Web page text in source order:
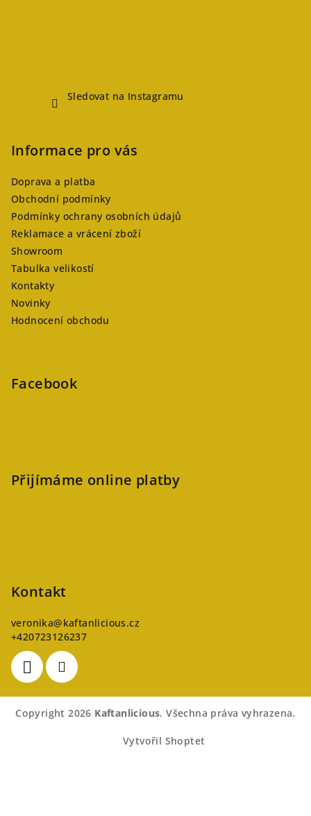
Sledovat na Instagramu
Informace pro vás
Doprava a platba
Obchodní podmínky
Podmínky ochrany osobních údajů
Reklamace a vrácení zboží
Showroom
Tabulka velikostí
Kontakty
Novinky
Hodnocení obchodu
Facebook
Přijímáme online platby
Kontakt
veronika@kaftanlicious.cz
+420723126237
Copyright 2026 Kaftanlicious. Všechna práva vyhrazena.
Vytvořil Shoptet